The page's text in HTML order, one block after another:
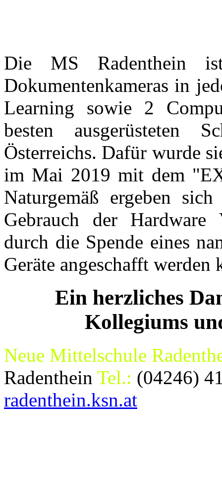
Die MS Radenthein
Dokumentenkameras in
Learning sowie 2
besten ausgerüsteten
Österreichs. Dafür wurde
im Mai 2019 mit dem
Naturgemäß ergeben
Gebrauch der Hardware
durch die Spende eines
Geräte angeschafft werden
Ein herzliches
Kollegiums
Neue Mittelschule
Radenthein Tel.: (04246)
radenthein.ksn.at